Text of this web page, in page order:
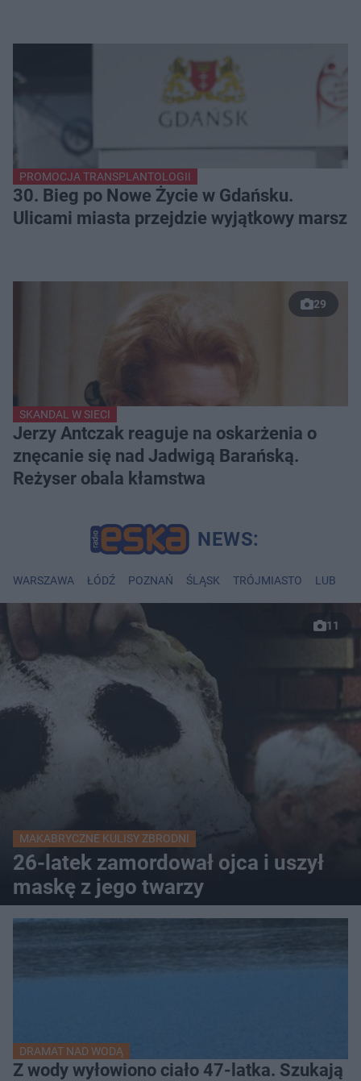
PROMOCJA TRANSPLANTOLOGII
30. Bieg po Nowe Życie w Gdańsku.
Ulicami miasta przejdzie wyjątkowy marsz
29
SKANDAL W SIECI
Jerzy Antczak reaguje na oskarżenia o
znęcanie się nad Jadwigą Barańską.
Reżyser obala kłamstwa
WARSZAWA ŁÓDŹ POZNAŃ ŚLĄSK TRÓJMIASTO LUBLIN
11
MAKABRYCZNE KULISY ZBRODNI
26-latek zamordował ojca i uszył
maskę z jego twarzy
DRAMAT NAD WODĄ
Z wody wyłowiono ciało 47-latka. Szukają